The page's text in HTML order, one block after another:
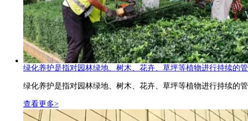
绿化养护是指对园林绿地、树木、花卉、草坪等植物进行持续的
绿化养护是指对园林绿地、树木、花卉、草坪等植物进行持续的
查看更多>